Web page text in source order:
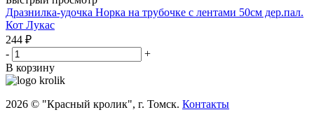
Дразнилка-удочка Норка на трубочке с лентами 50см дер.пал.
Кот Лукас
244 ₽
-
+
В корзину
2026 © "Красный кролик", г. Томск. Контакты